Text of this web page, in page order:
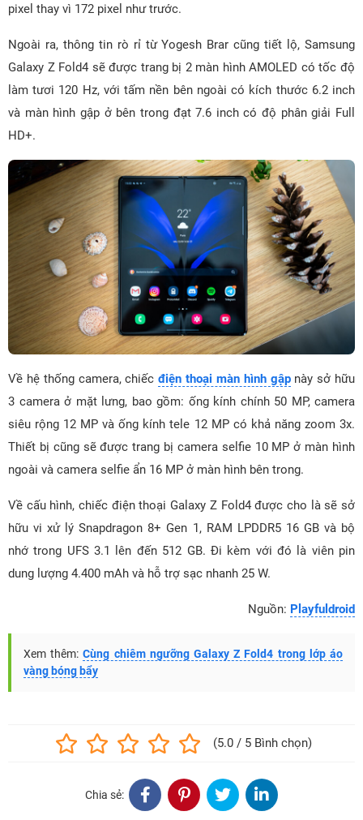
pixel thay vì 172 pixel như trước.
Ngoài ra, thông tin rò rỉ từ Yogesh Brar cũng tiết lộ, Samsung
Galaxy Z Fold4 sẽ được trang bị 2 màn hình AMOLED có tốc độ
làm tươi 120 Hz, với tấm nền bên ngoài có kích thước 6.2 inch
và màn hình gập ở bên trong đạt 7.6 inch có độ phân giải Full
HD+.
Về hệ thống camera, chiếcđiện thoại màn hình gậpnày sở hữu
3 camera ở mặt lưng, bao gồm: ống kính chính 50 MP, camera
siêu rộng 12 MP và ống kính tele 12 MP có khả năng zoom 3x.
Thiết bị cũng sẽ được trang bị camera selfie 10 MP ở màn hình
ngoài và camera selfie ẩn 16 MP ở màn hình bên trong.
Về cấu hình, chiếc điện thoại Galaxy Z Fold4 được cho là sẽ sở
hữu vi xử lý Snapdragon 8+ Gen 1, RAM LPDDR5 16 GB và bộ
nhớ trong UFS 3.1 lên đến 512 GB. Đi kèm với đó là viên pin
dung lượng 4.400 mAh và hỗ trợ sạc nhanh 25 W.
Nguồn: Playfuldroid
Xem thêm:Cùng chiêm ngưỡng Galaxy Z Fold4 trong lớp áo
vàng bóng bẩy
(5.0 / 5 Bình chọn)
Chia sẻ: